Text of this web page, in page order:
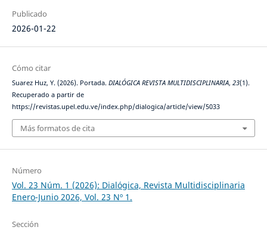
Publicado
2026-01-22
Cómo citar
Suarez Huz, Y. (2026). Portada. DIALÓGICA REVISTA MULTIDISCIPLINARIA, 23(1).
Recuperado a partir de
https://revistas.upel.edu.ve/index.php/dialogica/article/view/5033
Más formatos de cita
Número
Vol. 23 Núm. 1 (2026): Dialógica, Revista Multidisciplinaria
Enero-Junio 2026, Vol. 23 Nº 1.
Sección